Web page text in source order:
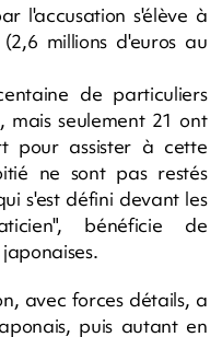
l'accusation s'élève à
millions d'euros au
de particuliers
seulement 21 ont
pour assister à cette
ne sont pas restés
s'est défini devant les
bénéficie de
avec forces détails, a
puis autant en